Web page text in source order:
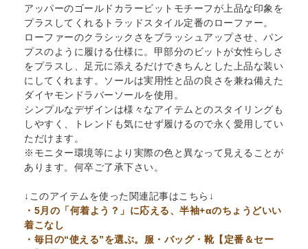
アッパーのゴールドカラービットモチーフが上品な印象を
プラスしてくれるトラッドスタイル定番のローファー。
ローファーのクラシックさをブラッシュアップさせ、パン
プスのように履ける仕様に。甲部分のビットが女性らしさ
をプラスし、足元に添えるだけできちんとした上品な装い
にしてくれます。ソールは実用性と品の良さを兼ね備えた
ダイヤモンドラバーソールを使用。
シンプルなデザインは様々なアイテムとのスタイリングも
しやすく、トレンドも気にせず履けるので永く愛用してい
ただけます。
※モニター環境等により実際の色と異なって見えることが
あります。何卒ご了承下さい。
↓このアイテムを使った関連記事はこちら↓
・5月の「何着よう？」に応える、半袖+αのちょうどいい
着こなし
・毎日の“使える”を選ぶ。服・バッグ・靴【定番＆セー